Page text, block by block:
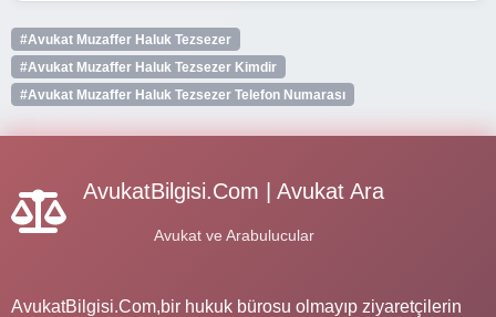
#Avukat Muzaffer Haluk Tezsezer
#Avukat Muzaffer Haluk Tezsezer Kimdir
#Avukat Muzaffer Haluk Tezsezer Telefon Numarası
AvukatBilgisi.Com | Avukat Ara
Avukat ve Arabulucular
AvukatBilgisi.Com,bir hukuk bürosu olmayıp ziyaretçilerin